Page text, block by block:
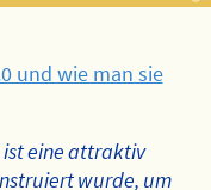
und wie man sie
ist eine attraktiv
wurde, um